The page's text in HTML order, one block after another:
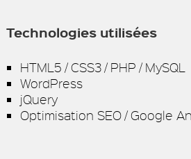
Technologies utilisées
HTML5 / CSS3 / PHP / MySQL
WordPress
jQuery
Optimisation SEO / Google